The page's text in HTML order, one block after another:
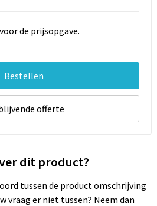
de prijsopgave.
Bestellen
offerte
dit product?
tussen de product omschrijving
vraag er niet tussen? Neem dan